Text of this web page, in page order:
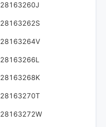
28163260J
28163262S
28163264V
28163266L
28163268K
28163270T
28163272W